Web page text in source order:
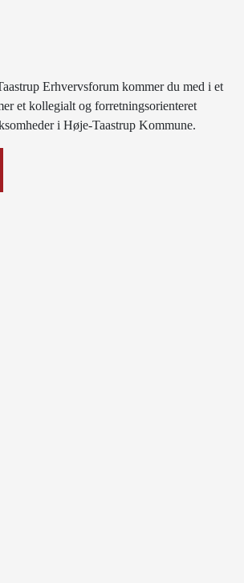
Erhvervsforum kommer du med i et
et kollegialt og forretningsorienteret
i Høje-Taastrup Kommune.